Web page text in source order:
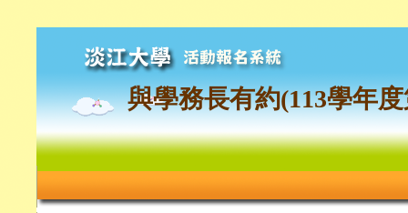
與學務長有約(113學年